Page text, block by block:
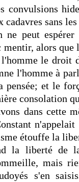
convulsions
cadavres sans
ne peut
mentir, alors que
le droit
l'homme à
pensée; et le
consolation
dans cette
étouffe la
la liberté de
mais
s'en